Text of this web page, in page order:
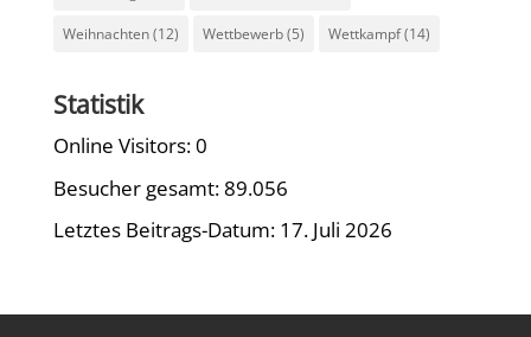
Weihnachten(12) Wettbewerb(5) Wettkampf(14)
Statistik
Online Visitors:0
Besucher gesamt:89.056
Letztes Beitrags-Datum: 17. Juli 2026